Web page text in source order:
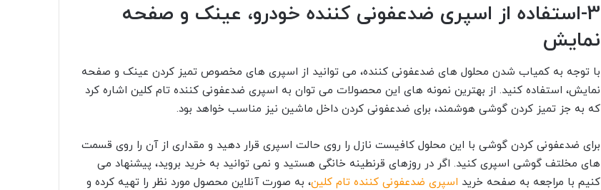
3-استفاده از اسپری ضدعفونی کننده خودرو، عینک و صفحه
نمایش
با توجه به کمیاب شدن محلول های ضدعفونی کننده، می توانید از اسپری های مخصوص تمیز کردن عینک و صفحه
نمایش، استفاده کنید. از بهترین نمونه های این محصولات می توان به اسپری ضدعفونی کننده تام کلین اشاره کرد
که به جز تمیز کردن گوشی هوشمند، برای ضدعفونی کردن داخل ماشین نیز مناسب خواهد بود.
برای ضدعفونی کردن گوشی با این محلول کافیست نازل را روی حالت اسپری قرار دهید و مقداری از آن را روی قسمت
های مخلتف گوشی اسپری کنید. اگر در روزهای قرنطینه خانگی هستید و نمی توانید به خرید بروید، پیشنهاد می
کنیم با مراجعه به صفحه خرید اسپری ضدعفونی کننده تام کلین، به صورت آنلاین محصول مورد نظر را تهیه کرده و